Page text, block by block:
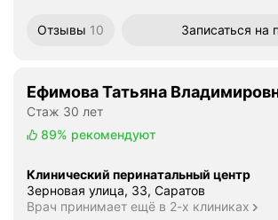
Отзывы 10 Записаться на
Ефимова Татьяна
Стаж 30 лет
89% рекомендуют
Клинический перинатальный центр
Зерновая улица, 33, Саратов
Врач принимает ещё в 2-х клиниках